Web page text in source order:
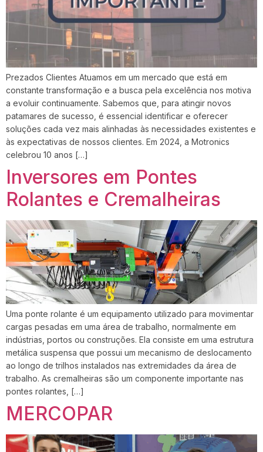
Prezados Clientes Atuamos em um mercado que está em
constante transformação e a busca pela excelência nos motiva
a evoluir continuamente. Sabemos que, para atingir novos
patamares de sucesso, é essencial identificar e oferecer
soluções cada vez mais alinhadas às necessidades existentes e
às expectativas de nossos clientes. Em 2024, a Motronics
celebrou 10 anos […]
Inversores em Pontes
Rolantes e Cremalheiras
Uma ponte rolante é um equipamento utilizado para movimentar
cargas pesadas em uma área de trabalho, normalmente em
indústrias, portos ou construções. Ela consiste em uma estrutura
metálica suspensa que possui um mecanismo de deslocamento
ao longo de trilhos instalados nas extremidades da área de
trabalho. As cremalheiras são um componente importante nas
pontes rolantes, […]
MERCOPAR